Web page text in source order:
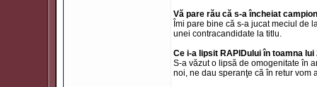
Vă pare rău că s-a încheiat
Îmi pare bine că s-a jucat meciul de
unei contracandidate la titlu.
Ce i-a lipsit RAPIDului în toamna lui
S-a văzut o lipsă de omogenitate în
noi, ne dau speranţe că în retur vom